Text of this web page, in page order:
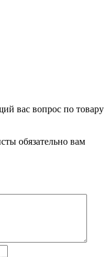
вас вопрос по товару
обязательно вам